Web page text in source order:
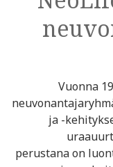
Vuonna
ja -
perustana on